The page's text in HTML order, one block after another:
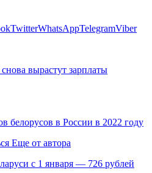
TwitterWhatsAppTelegramViber
вырастут зарплаты
белорусов в России в 2022 году
Еще от автора
с 1 января — 726 рублей